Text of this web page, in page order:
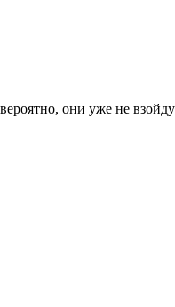
они уже не